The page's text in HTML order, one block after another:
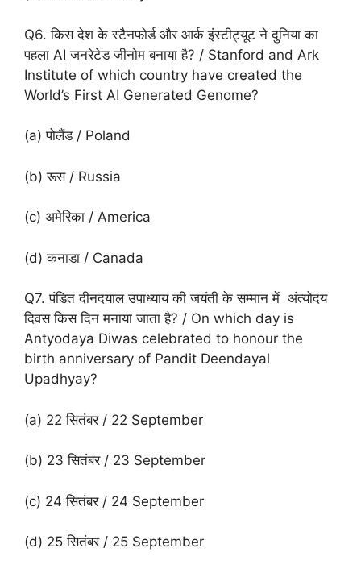
Q6. किस देश के स्टैनफोर्ड और आर्क इंस्टीट्यूट ने दुनिया का
पहला AI जनरेटेड जीनोम बनाया है? / Stanford and Ark
Institute of which country have created the
World’s First AI Generated Genome?
(a) पोलैंड / Poland
(b) रूस / Russia
(c) अमेरिका / America
(d) कनाडा / Canada
Q7. पंडित दीनदयाल उपाध्याय की जयंती के सम्मान में अंत्योदय
दिवस किस दिन मनाया जाता है? / On which day is
Antyodaya Diwas celebrated to honour the
birth anniversary of Pandit Deendayal
Upadhyay?
(a) 22 सितंबर / 22 September
(b) 23 सितंबर / 23 September
(c) 24 सितंबर / 24 September
(d) 25 सितंबर / 25 September